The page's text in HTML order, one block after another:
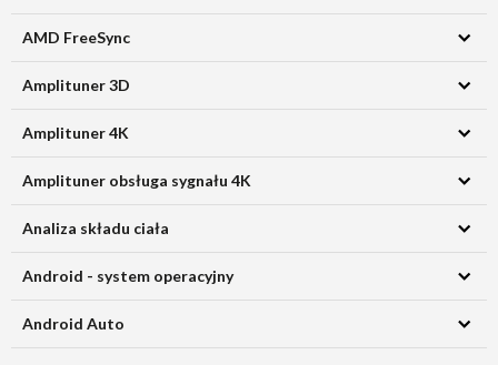
AMD FreeSync
Amplituner 3D
Amplituner 4K
Amplituner obsługa sygnału 4K
Analiza składu ciała
Android - system operacyjny
Android Auto